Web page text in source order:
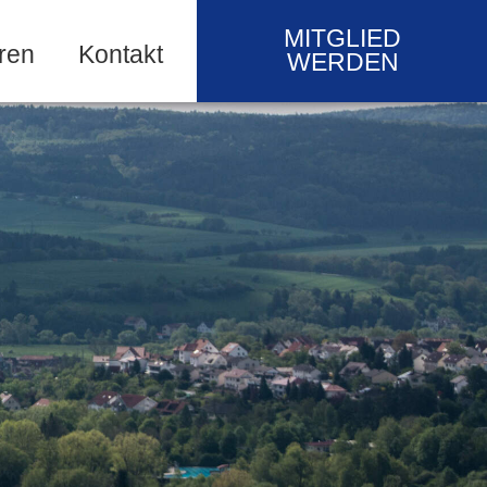
Kontakt
MITGLIED
WERDEN